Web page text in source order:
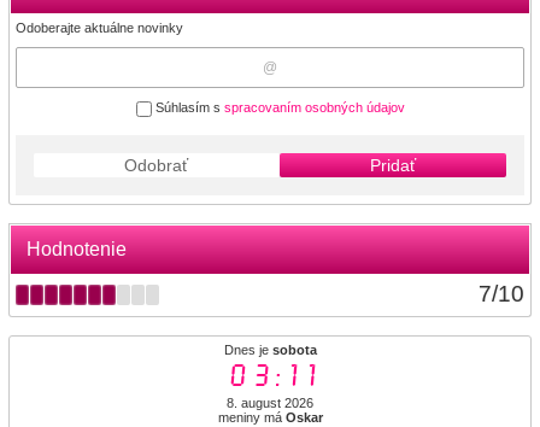
Odoberajte aktuálne novinky
Súhlasím s spracovaním osobných údajov
Odobrať Pridať
Hodnotenie
7/10
Dnes je sobota
03:11
8. august 2026
meniny má Oskar